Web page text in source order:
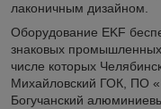
лаконичным дизайном.
Оборудование EKF
знаковых промышленных
числе которых
Михайловский ГОК, ПО
Богучанский